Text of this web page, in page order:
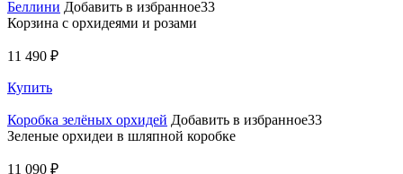
Беллини Добавить в избранное33
Корзина с орхидеями и розами
11 490 ₽
Купить
Коробка зелёных орхидей Добавить в избранное33
Зеленые орхидеи в шляпной коробке
11 090 ₽